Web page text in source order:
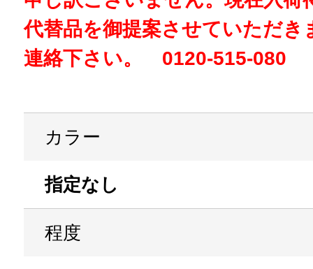
代替品を御提案させていただき
連絡下さい。 0120-515-080
カラー
指定なし
程度